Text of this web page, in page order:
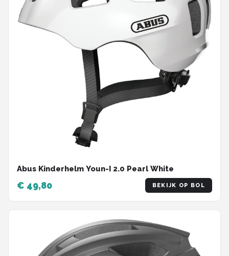
Abus Kinderhelm Youn-I 2.0 Pearl White
€ 49,80 BEKIJK OP BOL